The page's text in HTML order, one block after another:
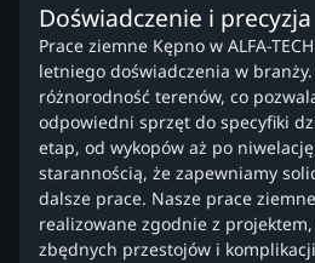
Doświadczenie i precyzja
Prace ziemne Kępno w ALFA-
letniego doświadczenia w
różnorodność terenów, co
odpowiedni sprzęt do specyfiki
etap, od wykopów aż po
starannością, że zapewniamy
dalsze prace. Nasze prace
realizowane zgodnie z
zbędnych przestojów i